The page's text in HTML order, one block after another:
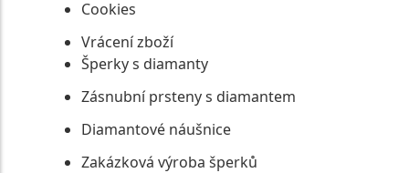
Cookies
Vrácení zboží
Šperky s diamanty
Zásnubní prsteny s diamantem
Diamantové náušnice
Zakázková výroba šperků